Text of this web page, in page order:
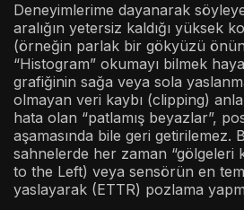
Deneyimlerime dayanarak
aralığın yetersiz kaldığı yüksek
(örneğin parlak bir gökyüzü
“Histogram” okumayı bilmek
grafiğinin sağa veya sola
olmayan veri kaybı (clipping)
hata olan “patlamış beyazlar”,
aşamasında bile geri getirilemez.
sahnelerde her zaman “gölgeleri
to the Left) veya sensörün en
yaslayarak (ETTR) pozlama